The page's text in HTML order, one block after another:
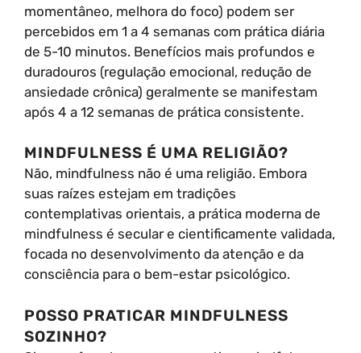
momentâneo, melhora do foco) podem ser
percebidos em 1 a 4 semanas com prática diária
de 5-10 minutos. Benefícios mais profundos e
duradouros (regulação emocional, redução de
ansiedade crônica) geralmente se manifestam
após 4 a 12 semanas de prática consistente.
MINDFULNESS É UMA RELIGIÃO?
Não, mindfulness não é uma religião. Embora
suas raízes estejam em tradições
contemplativas orientais, a prática moderna de
mindfulness é secular e cientificamente validada,
focada no desenvolvimento da atenção e da
consciência para o bem-estar psicológico.
POSSO PRATICAR MINDFULNESS
SOZINHO?